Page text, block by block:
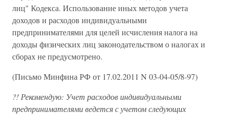
лиц" Кодекса. Использование иных методов учета
доходов и расходов индивидуальными
предпринимателями для целей исчисления налога на
доходы физических лиц законодательством о налогах и
сборах не предусмотрено.
(Письмо Минфина РФ от 17.02.2011 N 03-04-05/8-97)
?! Рекомендую: Учет расходов индивидуальными
предпринимателями ведется с учетом следующих